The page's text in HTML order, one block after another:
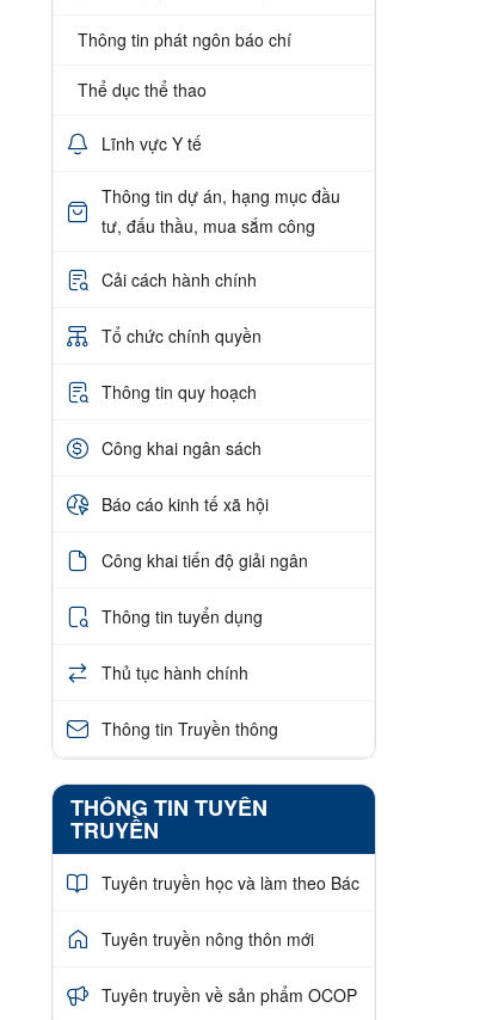
Thông tin phát ngôn báo chí
Thể dục thể thao
Lĩnh vực Y tế
Thông tin dự án, hạng mục đầu
tư, đấu thầu, mua sắm công
Cải cách hành chính
Tổ chức chính quyền
Thông tin quy hoạch
Công khai ngân sách
Báo cáo kinh tế xã hội
Công khai tiến độ giải ngân
Thông tin tuyển dụng
Thủ tục hành chính
Thông tin Truyền thông
THÔNG TIN TUYÊN
TRUYỀN
Tuyên truyền học và làm theo Bác
Tuyên truyền nông thôn mới
Tuyên truyền về sản phẩm OCOP